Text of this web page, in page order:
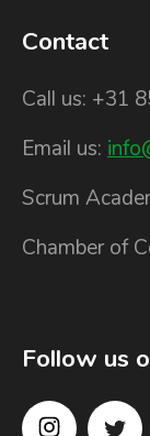
Contact
Call us: +31
Email us:
Scrum
Chamber of
Follow us